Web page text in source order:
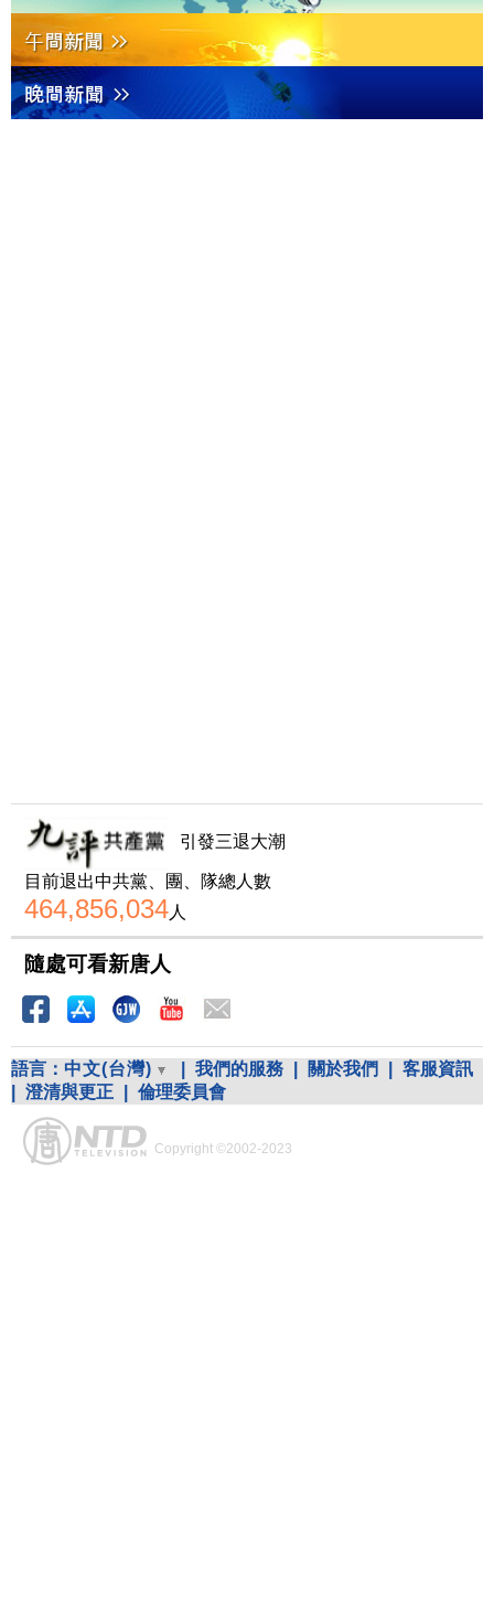
引發三退大潮
目前退出中共黨、團、隊總人數
464,856,034人
隨處可看新唐人
語言： 中文(台灣) 我們的服務 關於我們
客服資訊
澄清與更正 倫理委員會
Copyright ©2002-2023